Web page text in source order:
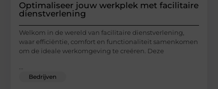
Optimaliseer jouw werkplek met facilitaire
dienstverlening
Welkom in de wereld van facilitaire dienstverlening,
waar efficiëntie, comfort en functionaliteit samenkomen
om de ideale werkomgeving te creëren. Deze
...
Bedrijven